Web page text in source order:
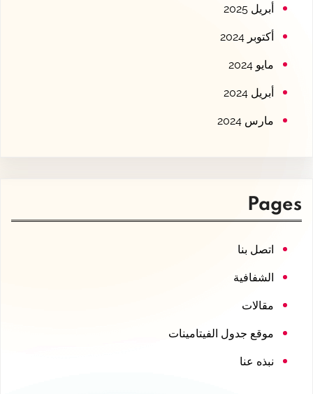
أبريل 2025
أكتوبر 2024
مايو 2024
أبريل 2024
مارس 2024
Pages
اتصل بنا
الشفافية
مقالات
موقع جدول الفيتامينات
نبذه عنا